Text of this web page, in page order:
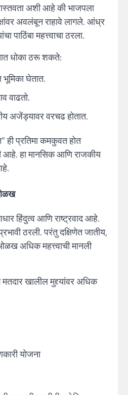
अशी आहे की भाजपला
अवलंबून राहावे लागले. आंध्र
पाठिंबा महत्त्वाचा ठरला.
धोका ठरू शकते:
भूमिका घेतात.
वाढतो.
अजेंड्यावर वरचढ होतात.
ही प्रतिमा कमकुवत होत
आहे. हा मानसिक आणि राजकीय
हिंदुत्व आणि राष्ट्रवाद आहे.
ठरली. परंतु दक्षिणेत जातीय,
अधिक महत्त्वाची मानली
खालील मुद्द्यांवर अधिक
योजना